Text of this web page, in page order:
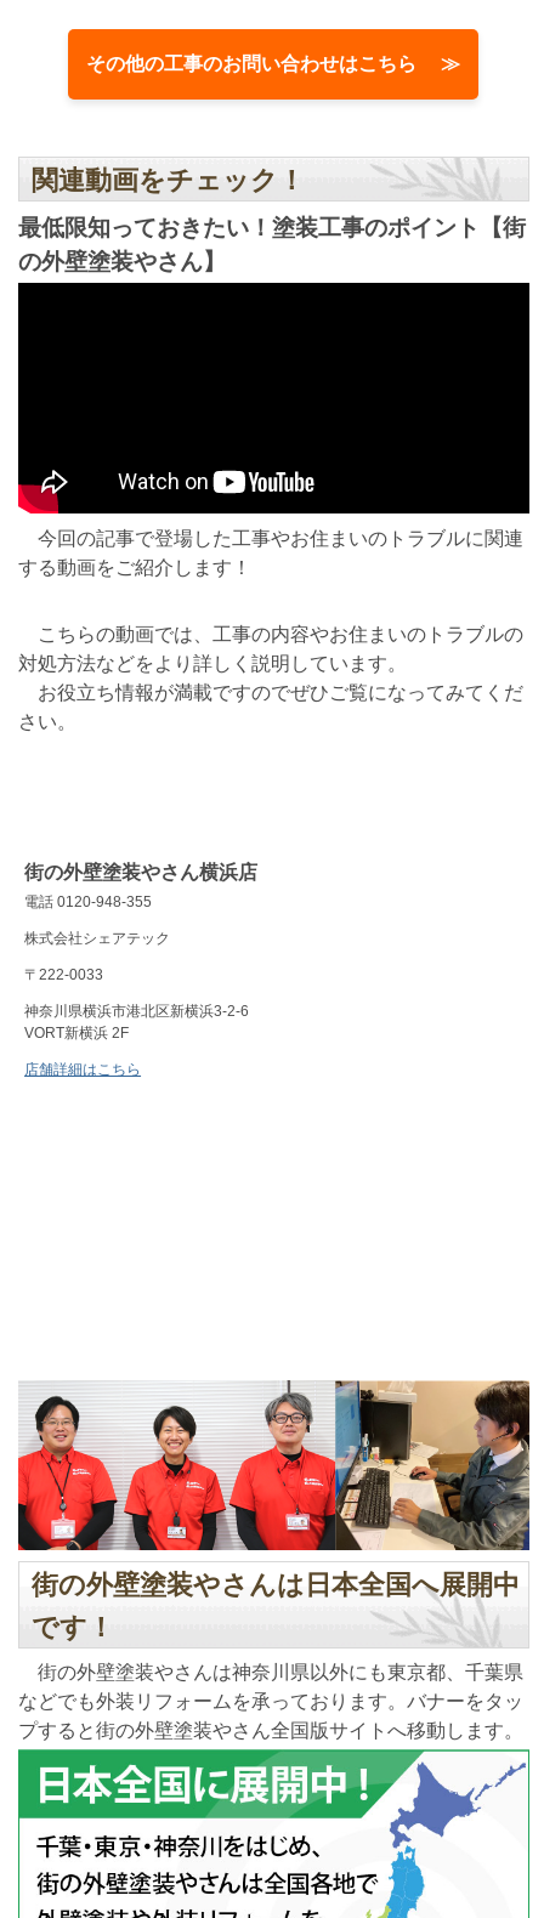
その他の工事のお問い合わせはこちら ≫
関連動画をチェック！
最低限知っておきたい！塗装工事のポイント【街
の外壁塗装やさん】
今回の記事で登場した工事やお住まいのトラブルに関連
する動画をご紹介します！
こちらの動画では、工事の内容やお住まいのトラブルの
対処方法などをより詳しく説明しています。
お役立ち情報が満載ですのでぜひご覧になってみてくだ
さい。
街の外壁塗装やさん横浜店
電話 0120-948-355
株式会社シェアテック
〒222-0033
神奈川県横浜市港北区新横浜3-2-6
VORT新横浜 2F
店舗詳細はこちら
街の外壁塗装やさんは日本全国へ展開中
です！
街の外壁塗装やさんは神奈川県以外にも東京都、千葉県
などでも外装リフォームを承っております。バナーをタッ
プすると街の外壁塗装やさん全国版サイトへ移動します。